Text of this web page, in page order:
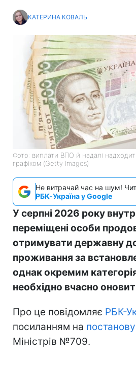
КАТЕРИНА КОВАЛЬ
Фото: виплати ВПО й надалі
графіком (Getty Images)
Не витрачай час на шум!
РБК-Україна у Google
У серпні 2026 року
переміщені особи
отримувати державну
проживання за
однак окремим
необхідно вчасно
Про це повідомляє РБК-
посиланням на постанову
Міністрів №709.